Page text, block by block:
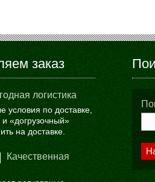
заказ
логистика
условия по доставке,
«догрузочный»
на доставке.
Качественная